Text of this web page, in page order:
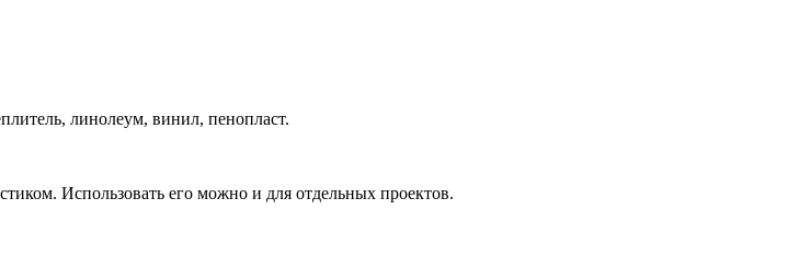
линолеум, винил, пенопласт.
Использовать его можно и для отдельных проектов.